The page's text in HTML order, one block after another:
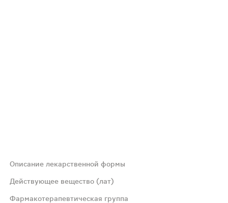
разрезе - ядро белого или почти белого цвета.
Описание лекарственной формы
Действующее вещество (лат)
Фармакотерапевтическая группа